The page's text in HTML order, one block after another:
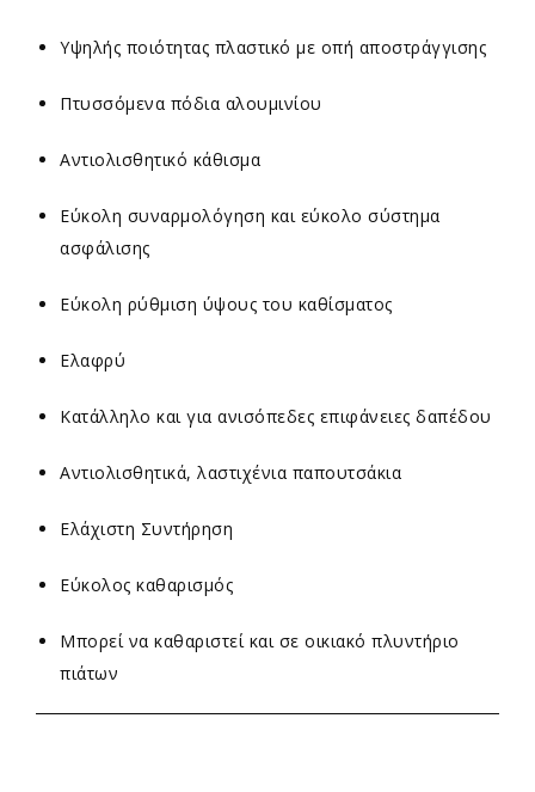
Υψηλής ποιότητας πλαστικό με οπή αποστράγγισης
Πτυσσόμενα πόδια αλουμινίου
Aντιολισθητικό κάθισμα
Εύκολη συναρμολόγηση και εύκολο σύστημα
ασφάλισης
Εύκολη ρύθμιση ύψους του καθίσματος
Ελαφρύ
Κατάλληλο και για ανισόπεδες επιφάνειες δαπέδου
Αντιολισθητικά, λαστιχένια παπουτσάκια
Ελάχιστη Συντήρηση
Εύκολος καθαρισμός
Mπορεί να καθαριστεί και σε οικιακό πλυντήριο
πιάτων